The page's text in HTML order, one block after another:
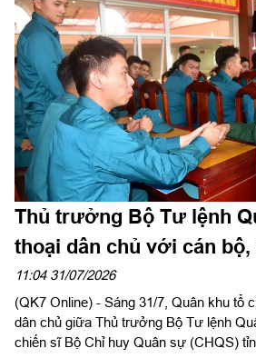
Thủ trưởng Bộ Tư lệnh
thoại dân chủ với cán
CHQS tỉnh Lâm Đồng
11:04 31/07/2026
(QK7 Online) - Sáng 31/7, Quân khu tổ
dân chủ giữa Thủ trưởng Bộ Tư lệnh
chiến sĩ Bộ Chỉ huy Quân sự (CHQS)